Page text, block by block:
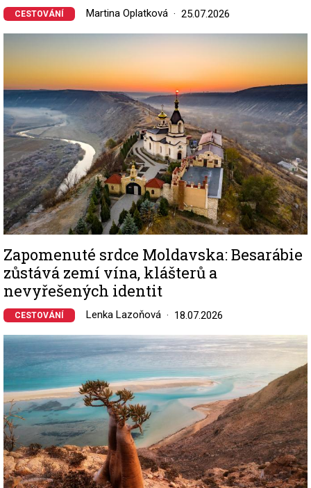
CESTOVÁNÍ Martina Oplatková 25.07.2026
Zapomenuté srdce Moldavska: Besarábie
zůstává zemí vína, klášterů a
nevyřešených identit
CESTOVÁNÍ Lenka Lazoňová 18.07.2026
Image